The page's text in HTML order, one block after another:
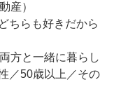
産）
ちらも好きだから
方と一緒に暮らし
／50歳以上／その